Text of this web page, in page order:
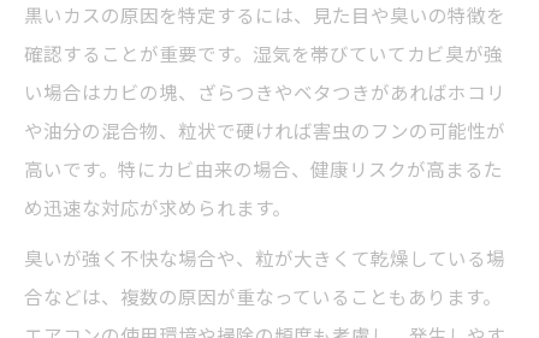
黒いカスの原因を特定するには、見た目や臭いの特徴を
確認することが重要です。湿気を帯びていてカビ臭が強
い場合はカビの塊、ざらつきやベタつきがあればホコリ
や油分の混合物、粒状で硬ければ害虫のフンの可能性が
高いです。特にカビ由来の場合、健康リスクが高まるた
め迅速な対応が求められます。
臭いが強く不快な場合や、粒が大きくて乾燥している場
合などは、複数の原因が重なっていることもあります。